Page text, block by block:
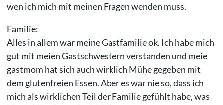
wen ich mich mit meinen Fragen wenden muss.
Familie:
Alles in allem war meine Gastfamilie ok. Ich habe mich
gut mit meien Gastschwestern verstanden und meie
gastmom hat sich auch wirklich Mühe gegeben mit
dem glutenfreien Essen. Aber es war nie so, dass ich
mich als wirklichen Teil der Familie gefühlt habe, was